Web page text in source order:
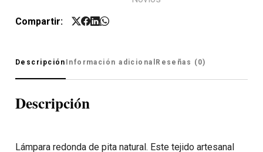
Compartir:
Descripción Información adicional Reseñas (0)
Descripción
Lámpara redonda de pita natural. Este tejido artesanal